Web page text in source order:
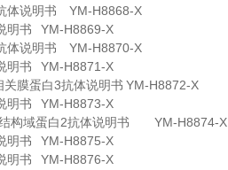
体说明书
YM-H8868-X
明书
YM-H8869-X
体说明书
YM-H8870-X
明书
YM-H8871-X
膜蛋白3抗体说明书 YM-H8872-X
明书
YM-H8873-X
构域蛋白2抗体说明书
YM-H8874-X
明书
YM-H8875-X
明书
YM-H8876-X